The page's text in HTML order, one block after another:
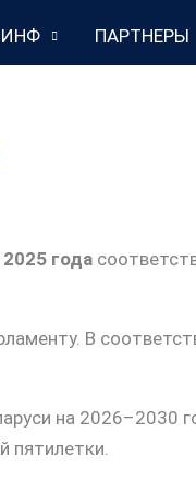
ПАРТНЕРЫ
года
В
на 2026–2030
пятилетки.